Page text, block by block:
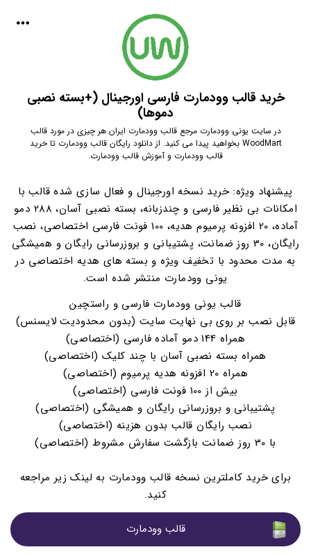
خرید قالب وودمارت فارسی اورجینال (+بسته نصبی
دموها)
در سایت یونی وودمارت مرجع قالب وودمارت ایران هر چیزی در مورد قالب
WoodMart بخواهید پیدا می کنید. از دانلود رایگان قالب وودمارت تا خرید
قالب وودمارت و آموزش قالب وودمارت.
پیشنهاد ویژه: خرید نسخه اورجینال و فعال سازی شده قالب با
امکانات بی نظیر فارسی و چندزبانه، بسته نصبی آسان، 288 دمو
آماده، 20 افزونه پرمیوم هدیه، 100 فونت فارسی اختصاصی، نصب
رایگان، 30 روز ضمانت، پشتیبانی و بروزرسانی رایگان و همیشگی
به مدت محدود با تخفیف ویژه و بسته های هدیه اختصاصی در
یونی وودمارت منتشر شده است.
قالب یونی وودمارت فارسی و راستچین
قابل نصب بر روی بی نهایت سایت (بدون محدودیت لایسنس)
همراه 144 دمو آماده فارسی (اختصاصی)
همراه بسته نصبی آسان با چند کلیک (اختصاصی)
همراه 20 افزونه هدیه پرمیوم (اختصاصی)
بیش از 100 فونت فارسی (اختصاصی)
پشتیبانی و بروزرسانی رایگان و همیشگی (اختصاصی)
نصب رایگان قالب بدون هزینه (اختصاصی)
با 30 روز ضمانت بازگشت سفارش مشروط (اختصاصی)
برای خرید کاملترین نسخه قالب وودمارت به لینک زیر مراجعه
کنید.
قالب وودمارت